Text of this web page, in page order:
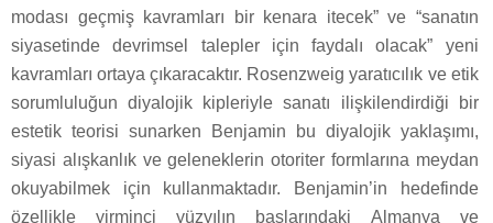
modası geçmiş kavramları bir kenara itecek” ve “sanatın
siyasetinde devrimsel talepler için faydalı olacak” yeni
kavramları ortaya çıkaracaktır. Rosenzweig yaratıcılık ve etik
sorumluluğun diyalojik kipleriyle sanatı ilişkilendirdiği bir
estetik teorisi sunarken Benjamin bu diyalojik yaklaşımı,
siyasi alışkanlık ve geleneklerin otoriter formlarına meydan
okuyabilmek için kullanmaktadır. Benjamin’in hedefinde
özellikle yirminci yüzyılın başlarındaki Almanya ve